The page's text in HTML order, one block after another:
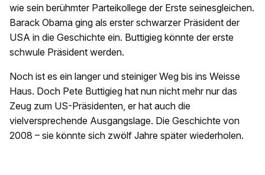
wie sein berühmter Parteikollege der Erste seinesgleichen.
Barack Obama ging als erster schwarzer Präsident der
USA in die Geschichte ein. Buttigieg könnte der erste
schwule Präsident werden.
Noch ist es ein langer und steiniger Weg bis ins Weisse
Haus. Doch Pete Buttigieg hat nun nicht mehr nur das
Zeug zum US-Präsidenten, er hat auch die
vielversprechende Ausgangslage. Die Geschichte von
2008 – sie könnte sich zwölf Jahre später wiederholen.